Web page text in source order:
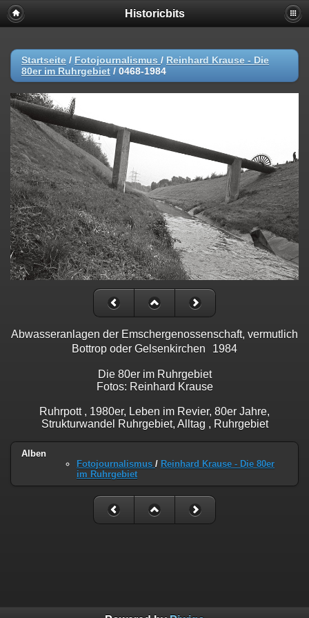
Historicbits
Startseite / Fotojournalismus / Reinhard Krause - Die
80er im Ruhrgebiet / 0468-1984
Abwasseranlagen der Emschergenossenschaft, vermutlich
Bottrop oder Gelsenkirchen 1984
Die 80er im Ruhrgebiet
Fotos: Reinhard Krause
Ruhrpott , 1980er, Leben im Revier, 80er Jahre,
Strukturwandel Ruhrgebiet, Alltag , Ruhrgebiet
Alben
Fotojournalismus / Reinhard Krause - Die 80er
im Ruhrgebiet